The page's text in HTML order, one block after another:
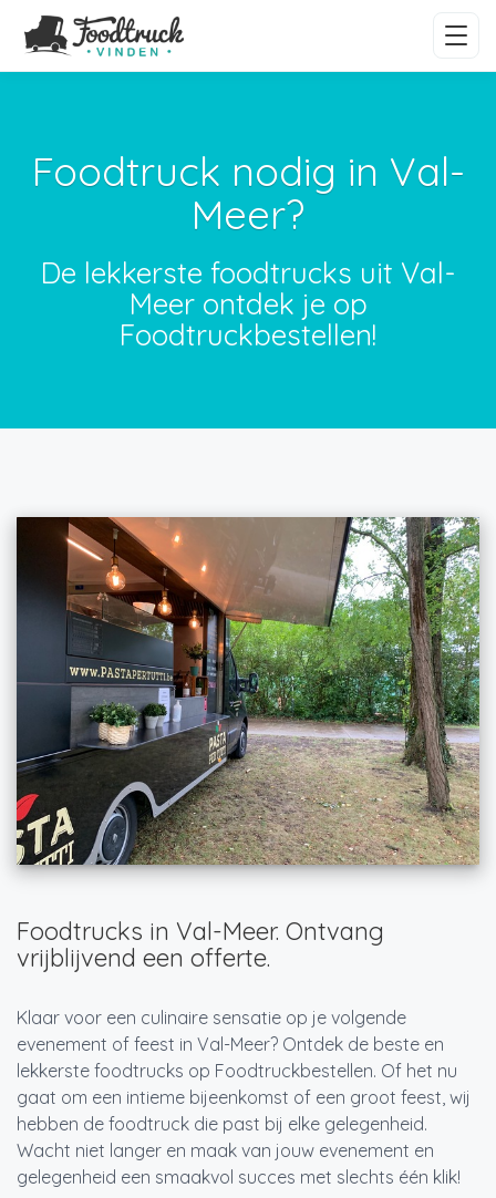
Foodtruck nodig in Val-
Meer?
De lekkerste foodtrucks uit Val-
Meer ontdek je op
Foodtruckbestellen!
Foodtrucks in Val-Meer. Ontvang
vrijblijvend een offerte.
Klaar voor een culinaire sensatie op je volgende
evenement of feest in Val-Meer? Ontdek de beste en
lekkerste foodtrucks op Foodtruckbestellen. Of het nu
gaat om een intieme bijeenkomst of een groot feest, wij
hebben de foodtruck die past bij elke gelegenheid.
Wacht niet langer en maak van jouw evenement en
gelegenheid een smaakvol succes met slechts één klik!